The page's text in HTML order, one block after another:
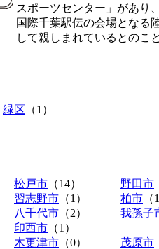
スポーツセンター」があり
国際千葉駅伝の会場となる
して親しまれているとのこ
緑区 （1）
松戸市 （14） 野田市
習志野市 （1） 柏市 （
八千代市 （2） 我孫子
印西市 （1）
木更津市 （0） 茂原市